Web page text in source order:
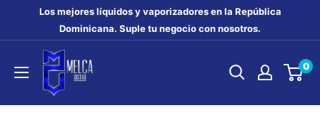
directamente
contenido
Los mejores líquidos y vaporizadores en la República
Dominicana. Suple tu negocio con nosotros.
MELCA
DISTRO
0